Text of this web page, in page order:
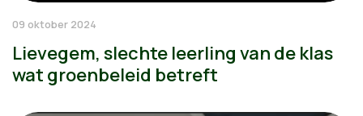
09 oktober 2024
Lievegem, slechte leerling van de klas
wat groenbeleid betreft